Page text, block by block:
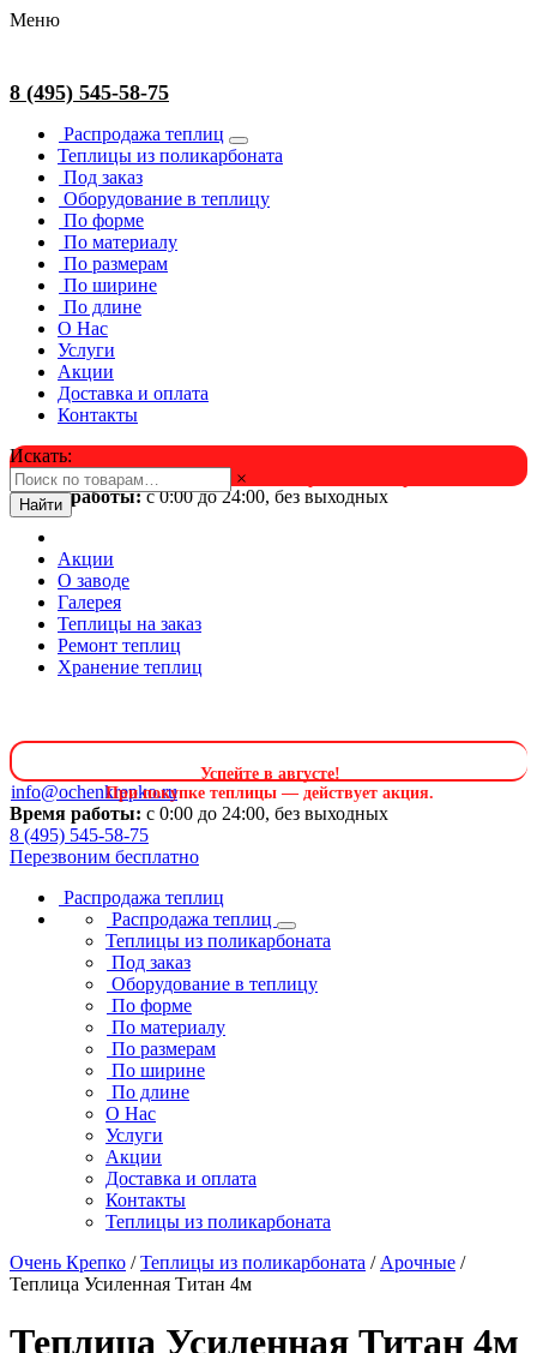
Меню
8 (495) 545-58-75
Распродажа теплиц
Теплицы из поликарбоната
Под заказ
Оборудование в теплицу
По форме
По материалу
По размерам
По ширине
По длине
О Нас
Услуги
Акции
Доставка и оплата
Контакты
Искать:
×
Найти
Успейте в августе! Скидка и подарок на выбор. Звоните!
Время работы:с 0:00 до 24:00, без выходных
Акции
О заводе
Галерея
Теплицы на заказ
Ремонт теплиц
Хранение теплиц
Успейте в августе!
При покупке теплицы — действует акция.
info@ochenkrepko.ru
Время работы: с 0:00 до 24:00, без выходных
8 (495) 545-58-75
Перезвоним бесплатно
Распродажа теплиц
Распродажа теплиц
Теплицы из поликарбоната
Под заказ
Оборудование в теплицу
По форме
По материалу
По размерам
По ширине
По длине
О Нас
Услуги
Акции
Доставка и оплата
Контакты
Теплицы из поликарбоната
Очень Крепко /Теплицы из поликарбоната / Арочные /
Теплица Усиленная Титан 4м
Теплица Усиленная Титан 4м